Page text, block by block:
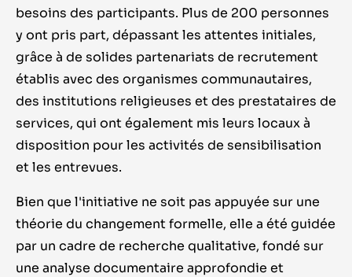
besoins des participants. Plus de 200 personnes
y ont pris part, dépassant les attentes initiales,
grâce à de solides partenariats de recrutement
établis avec des organismes communautaires,
des institutions religieuses et des prestataires de
services, qui ont également mis leurs locaux à
disposition pour les activités de sensibilisation
et les entrevues.
Bien que l'initiative ne soit pas appuyée sur une
théorie du changement formelle, elle a été guidée
par un cadre de recherche qualitative, fondé sur
une analyse documentaire approfondie et